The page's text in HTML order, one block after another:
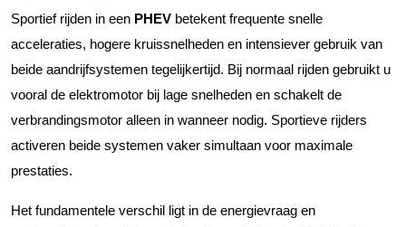
Sportief rijden in een PHEV betekent frequente snelle
acceleraties, hogere kruissnelheden en intensiever gebruik van
beide aandrijfsystemen tegelijkertijd. Bij normaal rijden gebruikt u
vooral de elektromotor bij lage snelheden en schakelt de
verbrandingsmotor alleen in wanneer nodig. Sportieve rijders
activeren beide systemen vaker simultaan voor maximale
prestaties.
Het fundamentele verschil ligt in de energievraag en